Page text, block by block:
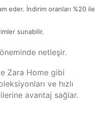
eder. İndirim oranları %20 ile
sunabilir.
netleşir.
Zara Home gibi
ve hızlı
avantaj sağlar.